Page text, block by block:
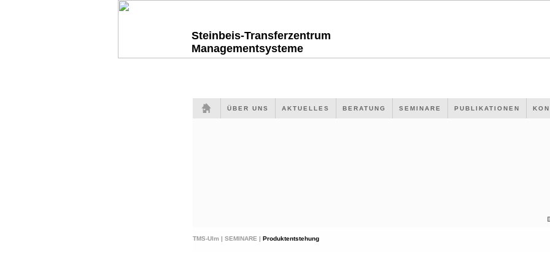
Steinbeis-Transferzentrum
Managementsysteme
ÜBER UNS AKTUELLES BERATUNG SEMINARE PUBLIKATIONEN
TMS-Ulm | SEMINARE | Produktentstehung